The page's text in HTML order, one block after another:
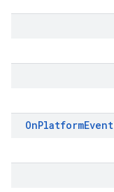
OnPlatformEvent